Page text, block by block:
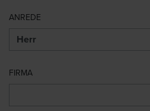
ANREDE
FIRMA